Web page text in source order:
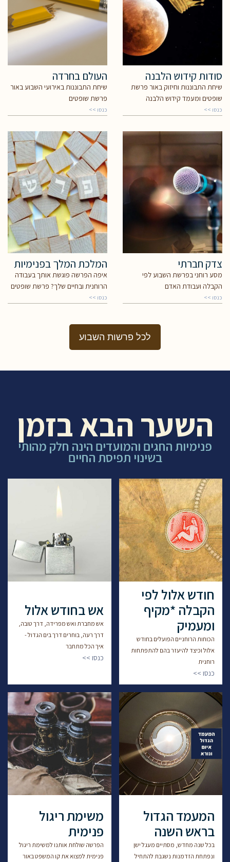
סודות קידוש הלבנה
שיחת התבוננות וחיזוק באור פרשת
שופטים ומעמד קידוש הלבנה
כנסו >>
העולם בחרדה
שיחת התבוננות באירועי השבוע באור
פרשת שופטים
כנסו >>
צדק חברתי
מסע רוחני בפרשת השבוע לפי
הקבלה ועבודת האדם
כנסו >>
המלכת המלך בפנימיות
איפה הפרשה פוגשת אותך בעבודה
הרוחנית ובחיים שלך? פרשת שופטים
כנסו >>
לכל פרשות השבוע
השער הבא בזמן
פנימיות החגים והמועדים הינה חלק מהותי
בשינוי תפיסת החיים
חודש אלול לפי
הקבלה *מקיף
ומעמיק
הכוחות הרוחניים הפועלים בחודש
אלול וכיצד להיעזר בהם להתפתחות
רוחנית
כנסו >>
אש בחודש אלול
אש מחברת ואש מפרידה, דרך טובה,
דרך רעה, בוחרים דרך בים הגדול -
איך הכל מתחבר
כנסו >>
המעמד הגדול
בראש השנה
בכל שנה מחדש, מסתיים מעגל ישן
ונפתחת הזדמנות נשגבת להתחיל
משימת ריגול
פנימית
הפרשה שולחת אותנו למשימת ריגול
פנימית למצוא את קו המשפט באור